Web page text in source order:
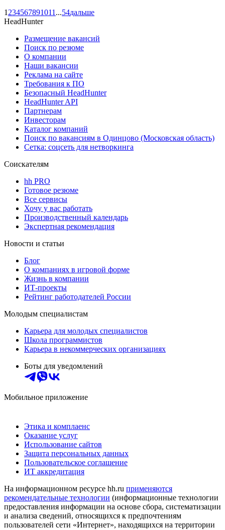
1 234567891011 ...54дальше
HeadHunter
Размещение вакансий
Поиск по резюме
О компании
Наши вакансии
Реклама на сайте
Требования к ПО
Безопасный HeadHunter
HeadHunter API
Партнерам
Инвесторам
Каталог компаний
Поиск по вакансиям в Одинцово (Московская область)
Сетка: соцсеть для нетворкинга
Соискателям
hh PRO
Готовое резюме
Все сервисы
Хочу у вас работать
Производственный календарь
Экспертная рекомендация
Новости и статьи
Блог
О компаниях в игровой форме
Жизнь в компании
ИТ-проекты
Рейтинг работодателей России
Молодым специалистам
Карьера для молодых специалистов
Школа программистов
Карьера в некоммерческих организациях
Боты для уведомлений
Мобильное приложение
Этика и комплаенс
Оказание услуг
Использование сайтов
Защита персональных данных
Пользовательское соглашение
ИТ аккредитация
На информационном ресурсе hh.ru применяются
рекомендательные технологии (информационные технологии
предоставления информации на основе сбора, систематизации
и анализа сведений, относящихся к предпочтениям
пользователей сети «Интернет», находящихся на территории